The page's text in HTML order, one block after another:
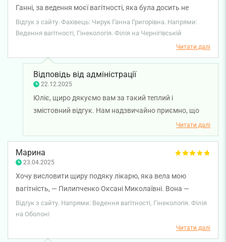
Ганні, за ведення моєї вагітності, яка була досить не
простою, з високим ризиком преекламсії, багатьма
додатковими дослідженнями і аналізами. Завдяки
професіоналізму Ганни я доносила свою донечку до 39
тижні, без тяжких ускладнень і народила 16 жовтня 2025
року. Також я була доволі тривожна вагітна, переживала
за кожен аналіз, але Ганна терпляче відповідала на всі
запитання і завжди була на зв'язку, я дуже рада, що ми
спостерігали вагітність саме у неї, ще раз безмежно
Відгук з сайту. Фахівець: Чирук Ганна Григорівна. Напрями:
Ведення вагітності, Гінекологія. Філія на Чернігівській
Читати далі
Відповідь від адміністрації
22.12.2025
Юліє, щиро дякуємо вам за такий теплий і
змістовний відгук. Нам надзвичайно приємно, що
ведення вагітності з лікарем-акушер-гінекологом
Ганною Чирук залишило у вас позитивні враження.
Читати далі
Марина
23.04.2025
Хочу висловити щиру подяку лікарю, яка вела мою
вагітність, — Пилипченко Оксані Миколаївні. Вона —
справжній професіонал своєї справи, привітна та
доброзичлива людина. Заключивши договір на ведення
вагітності, я всі 9 місяців почувалася спокійно та впевнено
— а це найголовніше. Протягом усього періоду вагітності я
Відгук з сайту. Напрями: Ведення вагітності, Гінекологія. Філія
на Оболоні
Читати далі